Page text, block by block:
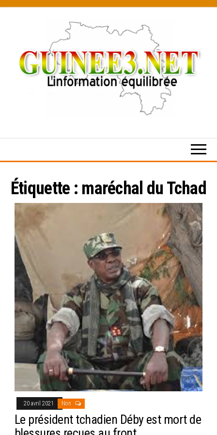
content
Étiquette : maréchal du Tchad
20 avril 2021 Non
Le président tchadien Déby est mort de